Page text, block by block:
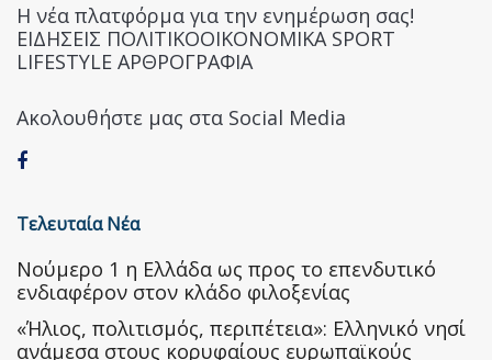
Η νέα πλατφόρμα για την ενημέρωση σας!
ΕΙΔΗΣΕΙΣ ΠΟΛΙΤΙΚΟΟΙΚΟΝΟΜΙΚΑ SPORT
LIFESTYLE ΑΡΘΡΟΓΡΑΦΙΑ
Ακολουθήστε μας στα Social Media
Τελευταία Νέα
Nούμερο 1 η Ελλάδα ως προς το επενδυτικό
ενδιαφέρον στον κλάδο φιλοξενίας
«Ήλιος, πολιτισμός, περιπέτεια»: Ελληνικό νησί
ανάμεσα στους κορυφαίους ευρωπαϊκούς